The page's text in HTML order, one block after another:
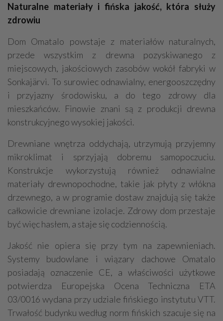
Naturalne materiały i fińska jakość, która służy
zdrowiu
Dom Omatalo powstaje z materiałów naturalnych,
przede wszystkim z drewna pozyskiwanego z
miejscowych, jakościowych zasobów wokół fabryki w
Sonkajärvi. To surowiec odnawialny, energooszczędny
i przyjazny środowisku, a do tego zdrowy dla
mieszkańców. Finowie znani są z produkcji drewna
konstrukcyjnego wysokiej jakości.
Drewniane wnętrza oddychają, utrzymują przyjemny
mikroklimat i sprzyjają dobremu samopoczuciu.
Konstrukcje wykorzystują również odnawialne
materiały drewnopochodne, takie jak płyty z włókna
drzewnego, a w programie dostaw znajdują się także
całkowicie drewniane izolacje. Zdrowy dom przestaje
być więc hasłem, a staje się codziennością.
Jakość nie opiera się przy tym na zapewnieniach.
Systemy budowlane i wiązary dachowe Omatalo
posiadają oznaczenie CE, a właściwości użytkowe
potwierdza Europejska Ocena Techniczna ETA
03/0016 wydana przy udziale fińskiego instytutu VTT.
Trwałość budynku według norm fińskich szacuje się na